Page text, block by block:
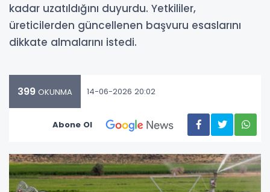
kadar uzatıldığını duyurdu. Yetkililer,
üreticilerden güncellenen başvuru esaslarını
dikkate almalarını istedi.
399 OKUNMA 14-06-2026 20:02
Abone Ol